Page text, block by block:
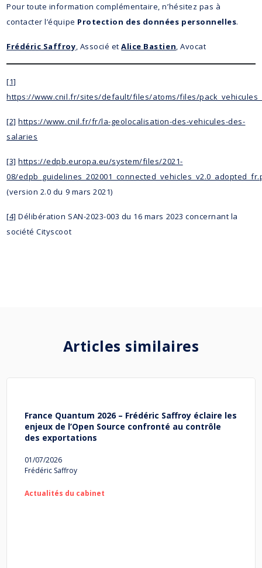
Pour toute information complémentaire, n’hésitez pas à
contacter l’équipe Protection des données personnelles.
Frédéric Saffroy , Associé etAlice Bastien , Avocat
[1]
https://www.cnil.fr/sites/default/files/atoms/files/
[2] https://www.cnil.fr/fr/la-geolocalisation-des-vehicules-des-
salaries
[3] https://edpb.europa.eu/system/files/2021-
08/
(version 2.0 du 9 mars 2021)
[4] Délibération SAN-2023-003 du 16 mars 2023 concernant la
société Cityscoot
Articles similaires
France Quantum 2026 – Frédéric Saffroy éclaire les
enjeux de l’Open Source confronté au contrôle
des exportations
01/07/2026
Frédéric Saffroy
Actualités du cabinet